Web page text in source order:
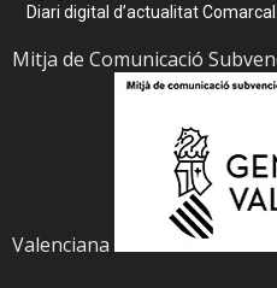
Diari digital d’actualitat
Mitja de Comunicació
Valenciana